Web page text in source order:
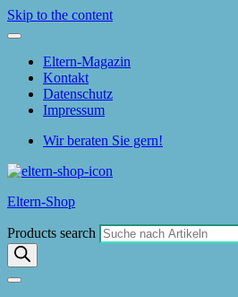
Skip to the content
Eltern-Magazin
Kontakt
Datenschutz
Impressum
Wir beraten Sie gern!
Eltern-Shop
Products search